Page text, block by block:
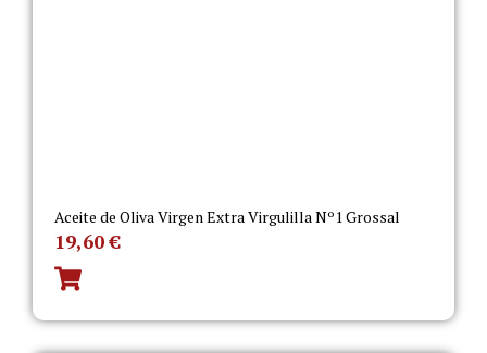
Aceite de Oliva Virgen Extra Virgulilla Nº1 Grossal
19,60€